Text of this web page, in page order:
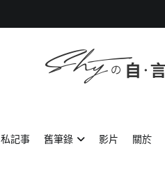
私記事 舊筆錄 影片 關於